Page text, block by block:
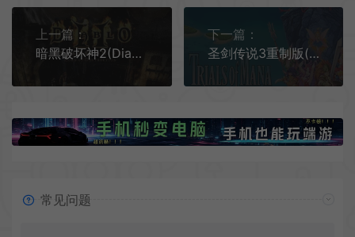
上一篇：
暗黑破坏神2(Diablo II)经典动作角色扮演游戏|下载
下一篇：
圣剑传说3重制版(Trials of Mana)美少女动作RPG游戏|下载
常见问题